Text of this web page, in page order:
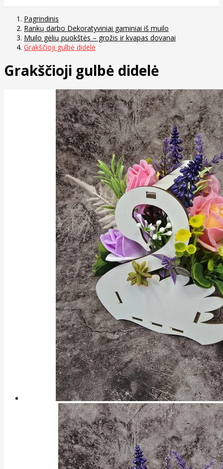
Pagrindinis
Rankų darbo Dekoratyviniai gaminiai iš muilo
Muilo gėlių puokštės – grožis ir kvapas dovanai
Grakščioji gulbė didelė
Grakščioji gulbė didelė